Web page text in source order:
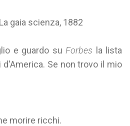
gaia scienza, 1882
e guardo su Forbes la lista
Se non trovo il mio
morire ricchi.